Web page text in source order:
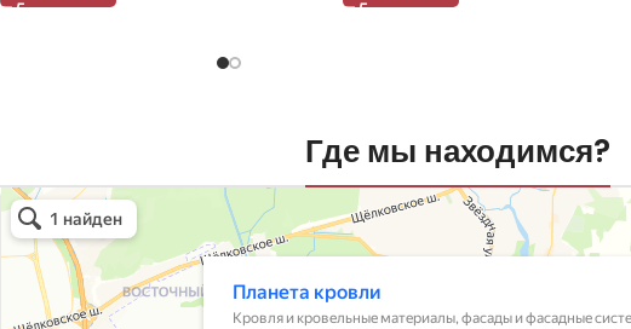
Где мы находимся?
Планета кровли
Кровля и кровельные материалы в Балашихе
Окна в Балашихе